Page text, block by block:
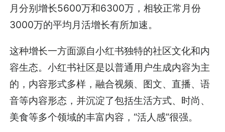
月分别增长5600万和6300万，相较正常月份
3000万的平均月活增长有所加速。
这种增长一方面源自小红书独特的社区文化和内
容生态。小红书社区是以普通用户生成内容为主
的，内容形式多样，融合视频、图文、直播、语
音等内容形态，并沉淀了包括生活方式、时尚、
美食等多个领域的丰富内容，“活人感”很强。